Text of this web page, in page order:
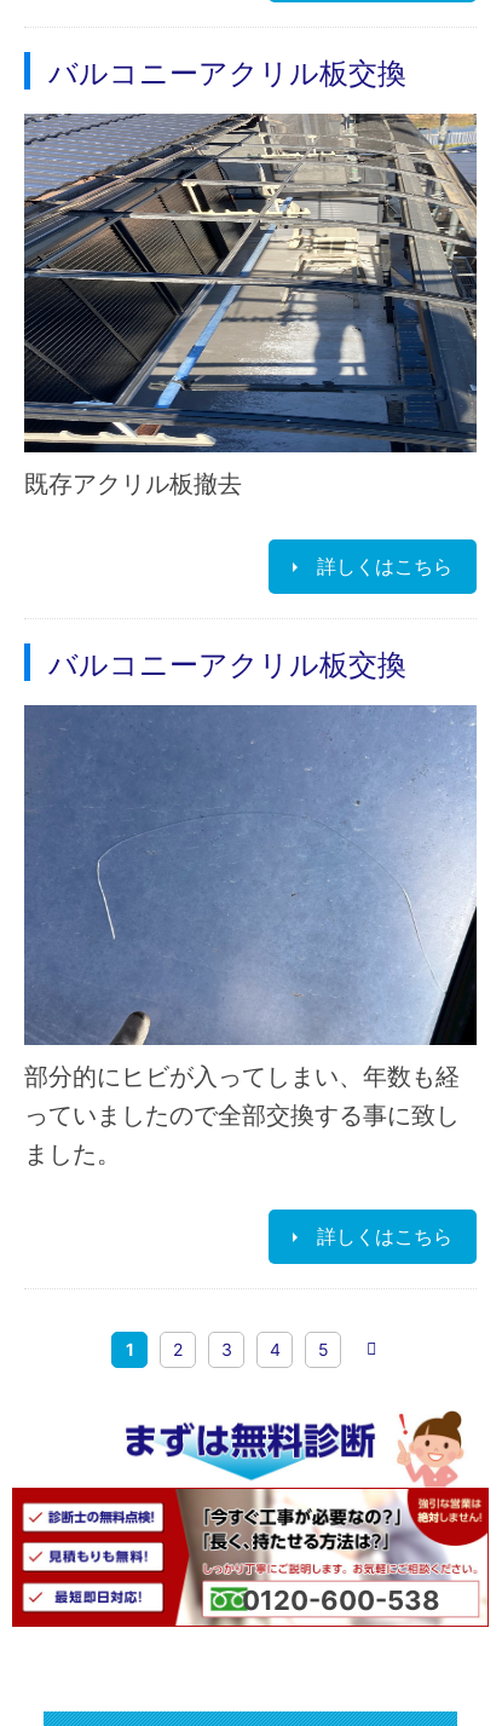
バルコニーアクリル板交換
既存アクリル板撤去
詳しくはこちら
バルコニーアクリル板交換
部分的にヒビが入ってしまい、年数も経
っていましたので全部交換する事に致し
ました。
詳しくはこちら
1 2 3 4 5
0120-600-538